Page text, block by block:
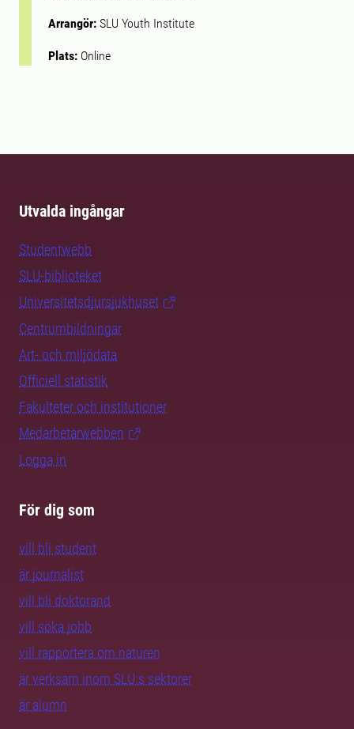
Arrangör: SLU Youth Institute
Plats: Online
Utvalda ingångar
Studentwebb
SLU-biblioteket
Universitetsdjursjukhuset
Centrumbildningar
Art- och miljödata
Officiell statistik
Fakulteter och institutioner
Medarbetarwebben
Logga in
För dig som
vill bli student
är journalist
vill bli doktorand
vill söka jobb
vill rapportera om naturen
är verksam inom SLU:s sektorer
är alumn